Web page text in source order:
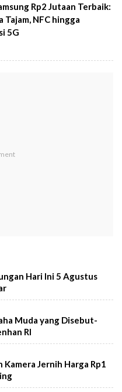
Rp2 Jutaan Terbaik:
Tajam, NFC hingga
5G
Hari Ini 5 Agustus
Muda yang Disebut-
RI
Kamera Jernih Harga Rp1